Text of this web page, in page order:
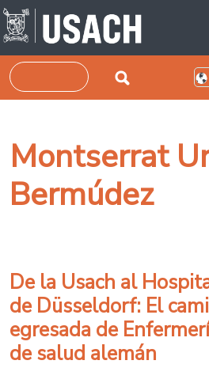
Pasar al contenido principal
Buscar
Montserrat
Bermúdez
De la Usach al
de Düsseldorf: El
egresada de
de salud alemán